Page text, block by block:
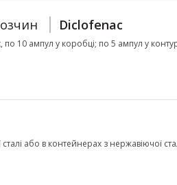
Diclofenac
10 ампул у коробці; по 5 ампул у
або в контейнерах з нержавіючої